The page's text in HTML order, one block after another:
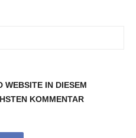
WEBSITE IN DIESEM
KOMMENTAR